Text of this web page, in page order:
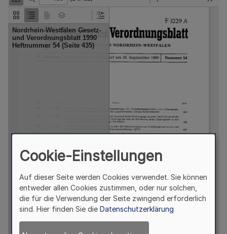
Cookie-Einstellungen
Auf dieser Seite werden Cookies verwendet. Sie können
entweder allen Cookies zustimmen, oder nur solchen,
die für die Verwendung der Seite zwingend erforderlich
sind. Hier finden Sie die Datenschutzerklärung